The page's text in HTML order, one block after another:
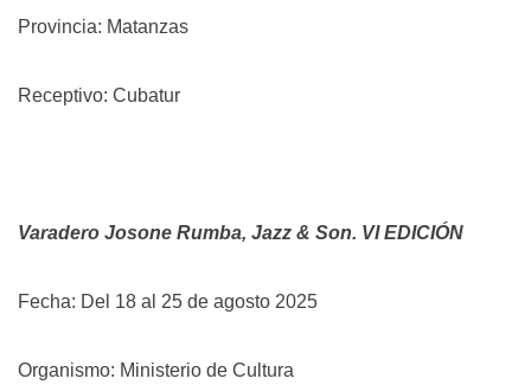
Provincia: Matanzas
Receptivo: Cubatur
Varadero Josone Rumba, Jazz & Son. VI EDICIÓN
Fecha: Del 18 al 25 de agosto 2025
Organismo: Ministerio de Cultura